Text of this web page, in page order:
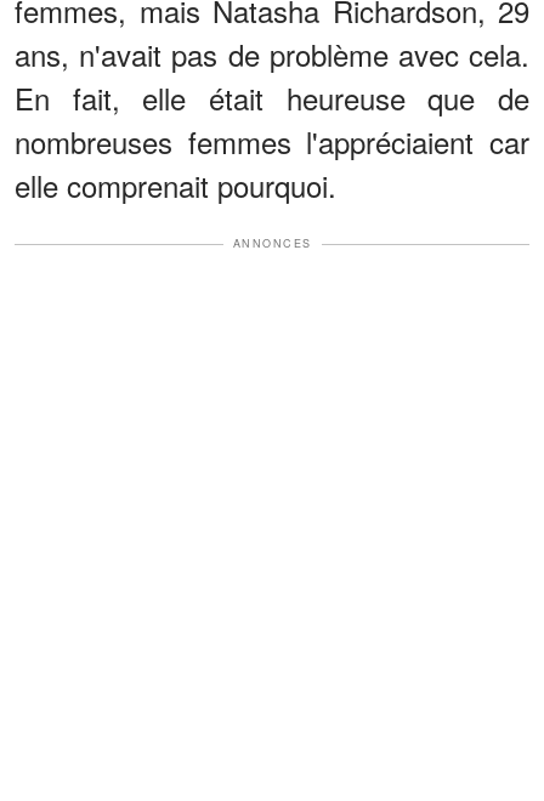
femmes, mais Natasha Richardson, 29
ans, n'avait pas de problème avec cela.
En fait, elle était heureuse que de
nombreuses femmes l'appréciaient car
elle comprenait pourquoi.
ANNONCES